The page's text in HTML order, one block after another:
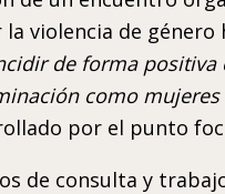
violencia de género
de forma
como
por el punto
de consulta y